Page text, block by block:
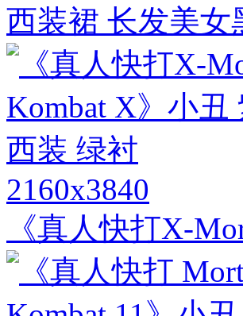
西装裙 长发美女
2160x3840
《真人快打X-